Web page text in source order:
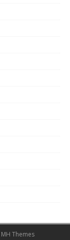
MH Themes